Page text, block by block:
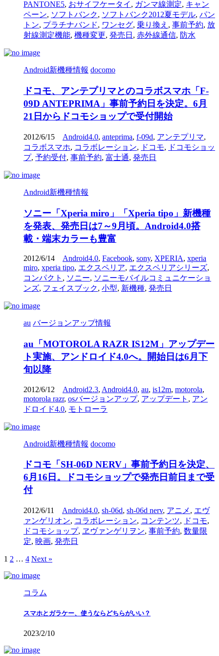
PANTONE5, おサイフケータイ , ガンマ線測定, キャン
ペーン, ソフトバンク, ソフトバンク2012夏モデル, パン
トン, プラチナバンド, ワンセグ, 乗り換え , 事前予約, 放
射線測定機能, 機種変更, 発売日 , 赤外線通信, 防水
Android新機種情報 docomo
ドコモ、アンテプリマとのコラボスマホ「F-
09D ANTEPRIMA」事前予約日を決定。6月
21日からドコモショップで受付開始
2012/6/15 Android4.0, anteprima, f-09d, アンテプリマ,
コラボスマホ, コラボレーション, ドコモ, ドコモショッ
プ, 予約受付, 事前予約, 富士通, 発売日
Android新機種情報
ソニー「Xperia miro」「Xperia tipo」新機種
を発表、発売日は7～9月頃。Android4.0搭
載・端末カラーも豊富
2012/6/14 Android4.0, Facebook, sony, XPERIA, xperia
miro, xperia tipo, エクスペリア, エクスペリアシリーズ,
コンパクト , ソニー, ソニーモバイルコミュニケーショ
ンズ, フェイスブック, 小型, 新機種, 発売日
au バージョンアップ情報
au「MOTOROLA RAZR IS12M」アップデー
ト実施、アンドロイド4.0へ。開始日は6月下
旬以降
2012/6/12 Android2.3, Android4.0, au, is12m, motorola,
motorola razr, osバージョンアップ, アップデート , アン
ドロイド4.0, モトローラ
Android新機種情報 docomo
ドコモ「SH-06D NERV」事前予約日を決定、
6月16日。ドコモショップで発売日前日まで受
付
2012/6/11 Android4.0, sh-06d, sh-06d nerv, アニメ , エヴ
ァンゲリオン, コラボレーション, コンテンツ, ドコモ,
ドコモショップ, ヱヴァンゲリヲン, 事前予約, 数量限
定, 映画, 発売日
1 2 … 4 Next »
コラム
スマホとガラケー、使うならどちらがいい？
2023/2/10